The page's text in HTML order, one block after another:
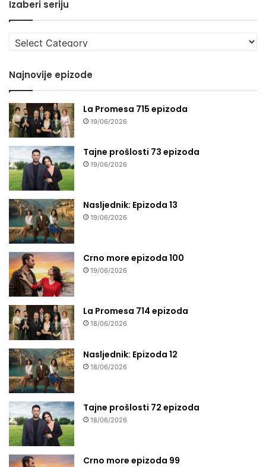
Izaberi seriju
Izaberi
seriju
Najnovije epizode
La Promesa 715 epizoda
19/06/2026
Tajne prošlosti 73 epizoda
19/06/2026
Nasljednik: Epizoda 13
19/06/2026
Crno more epizoda 100
19/06/2026
La Promesa 714 epizoda
18/06/2026
Nasljednik: Epizoda 12
18/06/2026
Tajne prošlosti 72 epizoda
18/06/2026
Crno more epizoda 99